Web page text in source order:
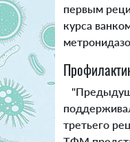
первым
курса
третьего